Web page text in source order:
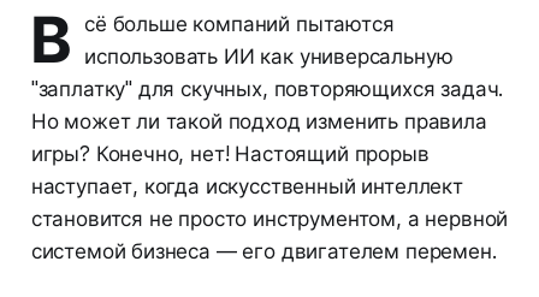
В
сё больше компаний пытаются
использовать ИИ как универсальную
"заплатку" для скучных, повторяющихся задач.
Но может ли такой подход изменить правила
игры? Конечно, нет! Настоящий прорыв
наступает, когда искусственный интеллект
становится не просто инструментом, а нервной
системой бизнеса — его двигателем перемен.